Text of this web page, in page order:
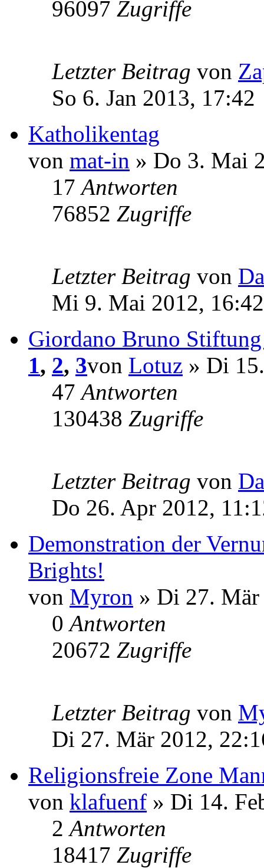
96097 Zugriffe
Letzter Beitrag von
So 6. Jan 2013, 17:42
Katholikentag
von mat-in » Do 3. Mai
17Antworten
76852 Zugriffe
Letzter Beitrag von
Mi 9. Mai 2012, 16:42
Giordano Bruno
1, 2, 3von Lotuz » Di
47Antworten
130438 Zugriffe
Letzter Beitrag von
Do 26. Apr 2012,
Demonstration der
Brights!
von Myron » Di 27.
0Antworten
20672 Zugriffe
Letzter Beitrag von
Di 27. Mär 2012,
Religionsfreie Zone
von klafuenf » Di 14.
2Antworten
18417 Zugriffe